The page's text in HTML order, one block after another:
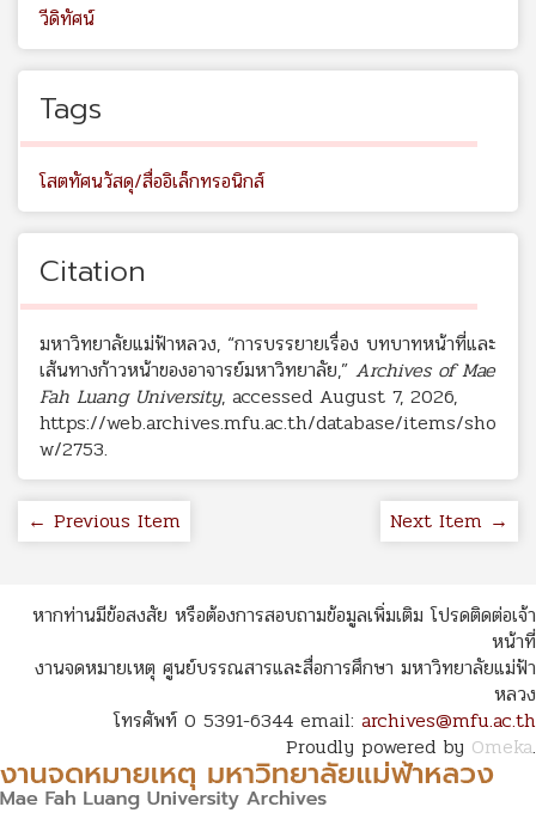
วีดิทัศน์
Tags
โสตทัศนวัสดุ/สื่ออิเล็กทรอนิกส์
Citation
มหาวิทยาลัยแม่ฟ้าหลวง, “การบรรยายเรื่อง บทบาทหน้าที่และ
เส้นทางก้าวหน้าของอาจารย์มหาวิทยาลัย,” Archives of Mae
Fah Luang University, accessed August 7, 2026,
https://web.archives.mfu.ac.th/database/items/sho
w/2753.
← Previous Item Next Item →
หากท่านมีข้อสงสัย หรือต้องการสอบถามข้อมูลเพิ่มเติม โปรดติดต่อเจ้า
หน้าที่
งานจดหมายเหตุ ศูนย์บรรณสารและสื่อการศึกษา มหาวิทยาลัยแม่ฟ้า
หลวง
โทรศัพท์ 0 5391-6344 email: archives@mfu.ac.th
Proudly powered by Omeka.